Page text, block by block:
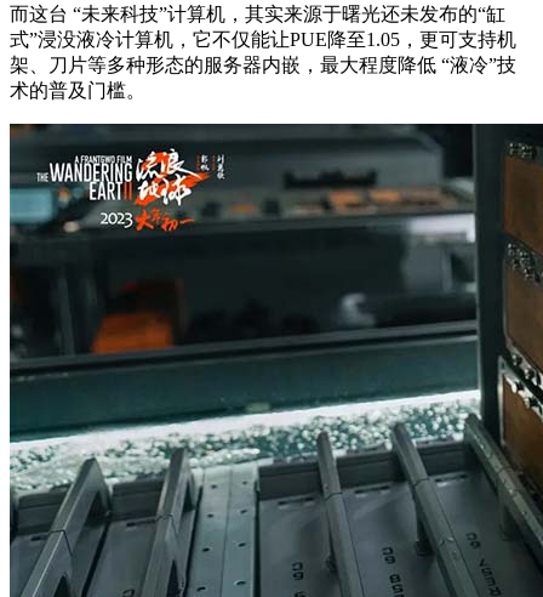
而这台 “未来科技”计算机，其实来源于曙光还未发布的“缸
式”浸没液冷计算机，它不仅能让PUE降至1.05，更可支持机
架、刀片等多种形态的服务器内嵌，最大程度降低 “液冷”技
术的普及门槛。